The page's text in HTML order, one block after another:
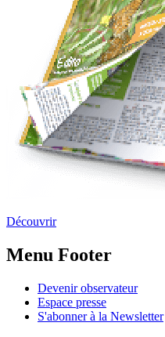
Découvrir
Menu Footer
Devenir observateur
Espace presse
S'abonner à la Newsletter